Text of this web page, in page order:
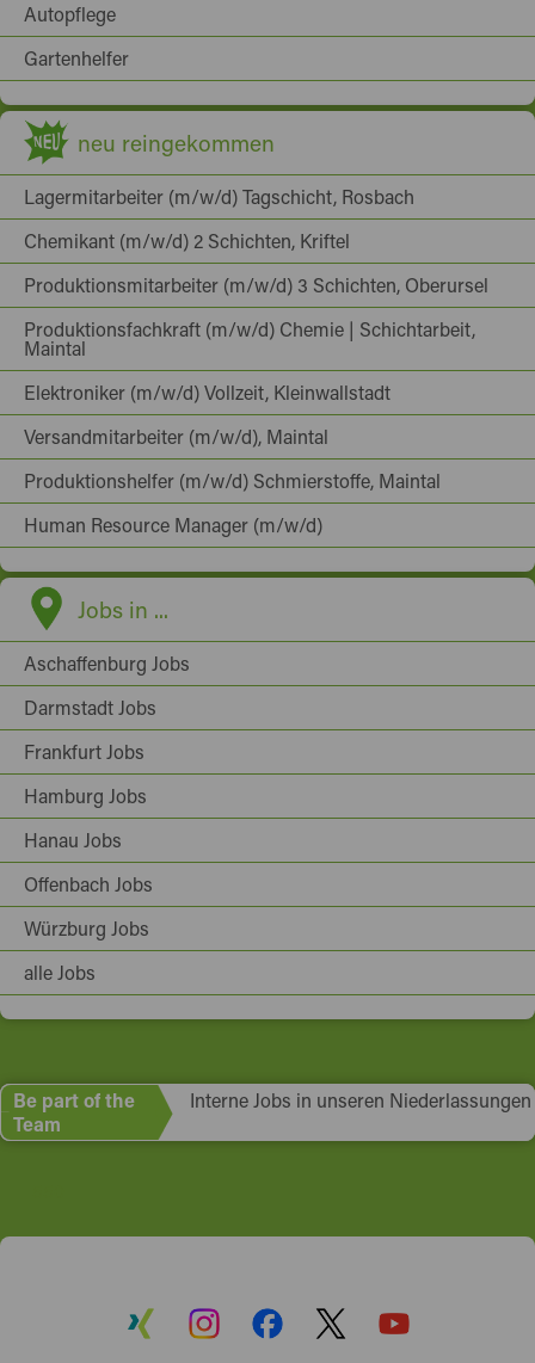
Autopflege
Gartenhelfer
neu reingekommen
Lagermitarbeiter (m/w/d) Tagschicht, Rosbach
Chemikant (m/w/d) 2 Schichten, Kriftel
Produktionsmitarbeiter (m/w/d) 3 Schichten, Oberursel
Produktionsfachkraft (m/w/d) Chemie | Schichtarbeit,
Maintal
Elektroniker (m/w/d) Vollzeit, Kleinwallstadt
Versandmitarbeiter (m/w/d), Maintal
Produktionshelfer (m/w/d) Schmierstoffe, Maintal
Human Resource Manager (m/w/d)
Jobs in ...
Aschaffenburg Jobs
Darmstadt Jobs
Frankfurt Jobs
Hamburg Jobs
Hanau Jobs
Offenbach Jobs
Würzburg Jobs
alle Jobs
Be part of the
Team
Interne Jobs in unseren Niederlassungen